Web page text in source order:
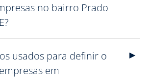
no bairro Prado
usados para definir o
em